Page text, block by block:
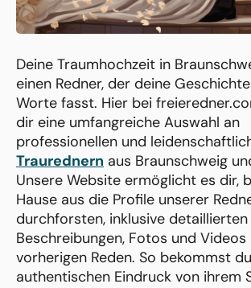
Deine Traumhochzeit in
einen Redner, der deine
Worte fasst. Hier bei
dir eine umfangreiche Auswahl an
professionellen und
Traurednern aus Braunschweig
Unsere Website ermöglicht es dir,
Hause aus die Profile unserer
durchforsten, inklusive detaillierten
Beschreibungen, Fotos und Videos
vorherigen Reden. So bekommst
authentischen Eindruck von ihrem